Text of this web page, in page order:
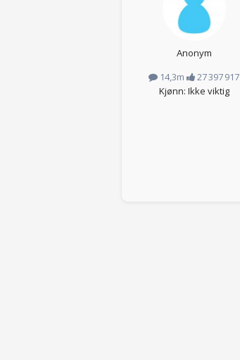
Anonym
14,3m
27 397 917
Kjønn: Ikke viktig